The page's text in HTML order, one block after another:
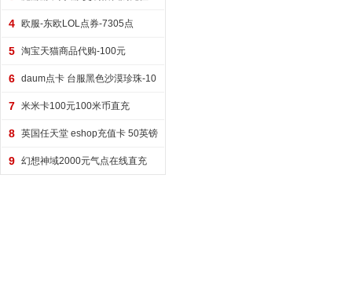
4 欧服-东欧LOL点券-7305点
5 淘宝天猫商品代购-100元
6 daum点卡 台服黑色沙漠珍珠-10
7 米米卡100元100米币直充
8 英国任天堂 eshop充值卡 50英镑
9 幻想神域2000元气点在线直充